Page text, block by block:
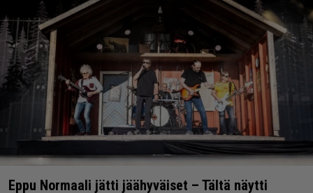
Eppu Normaali jätti jäähyväiset – Tältä näytti